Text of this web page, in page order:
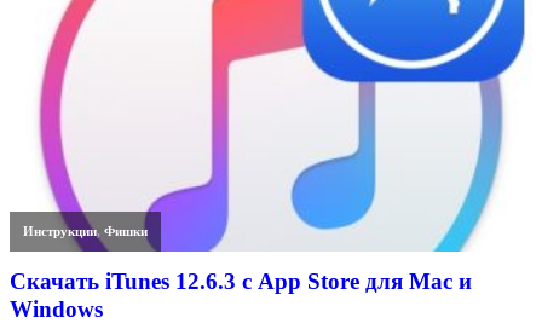
Инструкции,Фишки
Скачать iTunes 12.6.3 с App Store для Mac и
Windows